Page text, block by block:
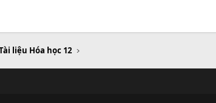
liệu Hóa học 12